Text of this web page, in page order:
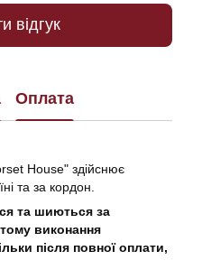
відгук
Оплата
House" здійснює
та за кордон.
та шиються за
виконання
після повної оплати,